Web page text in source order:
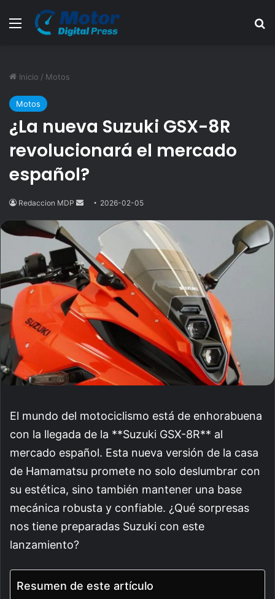
Menú
Inicio / Motos
Motos
¿La nueva Suzuki GSX-8R
revolucionará el mercado
español?
Redaccion MDP
Send
email
2026-02-05
El mundo del motociclismo está de enhorabuena
con la llegada de la **Suzuki GSX-8R** al
mercado español. Esta nueva versión de la casa
de Hamamatsu promete no solo deslumbrar con
su estética, sino también mantener una base
mecánica robusta y confiable. ¿Qué sorpresas
nos tiene preparadas Suzuki con este
lanzamiento?
Resumen de este artículo